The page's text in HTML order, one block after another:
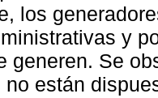
los
y
generen. Se
no están